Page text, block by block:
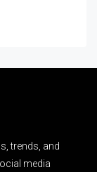
trends, and
media